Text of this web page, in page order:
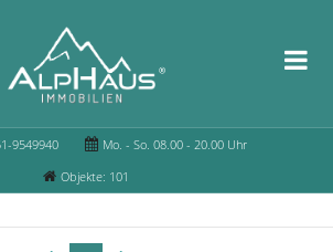
9549940
Mo. - So. 08.00 - 20.00 Uhr
Objekte: 101